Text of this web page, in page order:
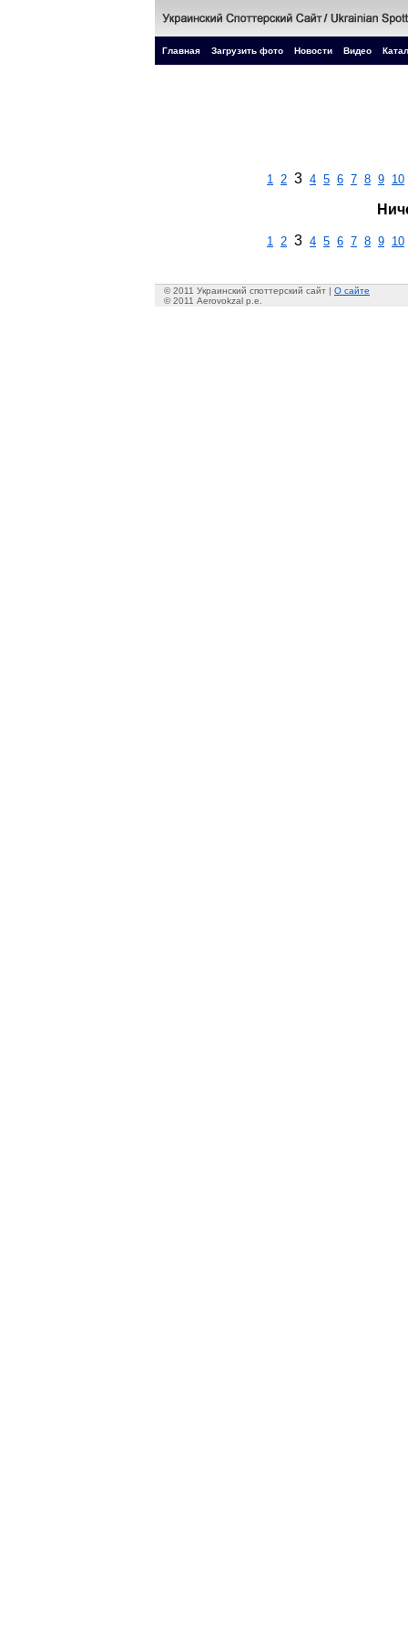
Главная Загрузить фото Новости Видео
1 2 3 4 5 6 7 8 9 10
1 2 3 4 5 6 7 8 9 10
© 2011 Украинский споттерский сайт | О сайте
© 2011 Aerovokzal p.e.